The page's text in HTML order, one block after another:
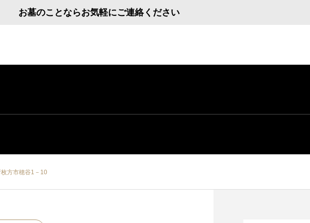
お墓のことならお気軽にご連絡ください
方市穂谷1－10